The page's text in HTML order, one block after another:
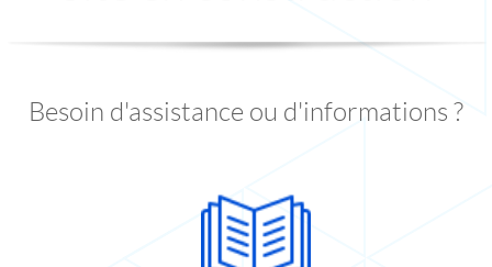
Besoin d'assistance ou d'informations ?